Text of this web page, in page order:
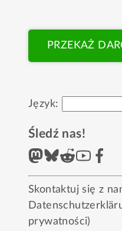
PRZEKAŻ
Język:
Śledź nas!
Skontaktuj się z
prywatności)